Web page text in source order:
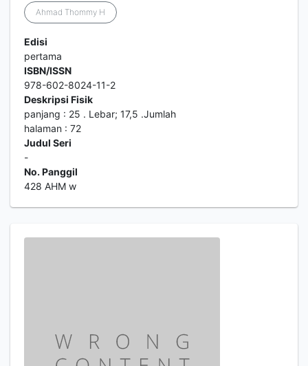
Ahmad Thommy H
Edisi
pertama
ISBN/ISSN
978-602-8024-11-2
Deskripsi Fisik
panjang : 25 . Lebar; 17,5 .Jumlah
halaman : 72
Judul Seri
-
No. Panggil
428 AHM w